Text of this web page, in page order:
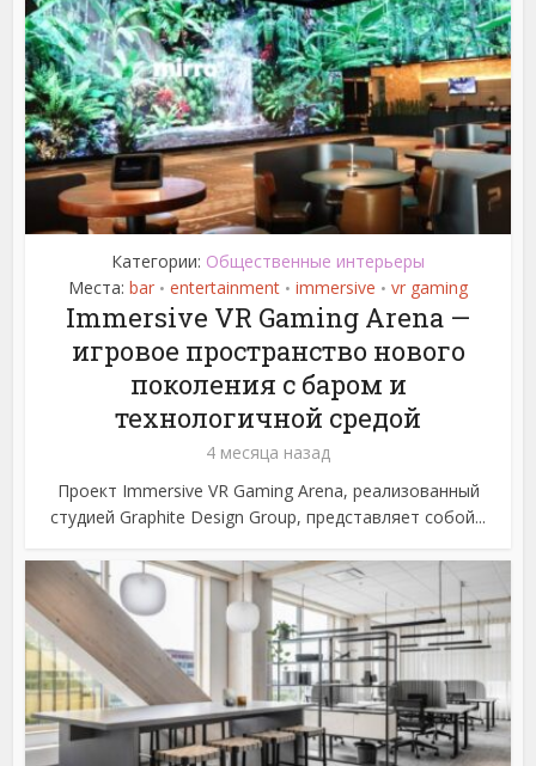
Категории: Общественные интерьеры
Места: bar • entertainment • immersive • vr gaming
Immersive VR Gaming Arena —
игровое пространство нового
поколения с баром и
технологичной средой
4 месяца назад
Проект Immersive VR Gaming Arena, реализованный
студией Graphite Design Group, представляет собой...